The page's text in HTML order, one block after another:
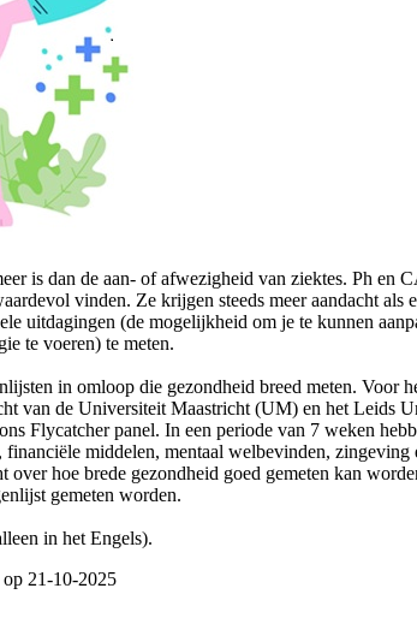
is dan de aan- of afwezigheid van ziektes. Ph en
vinden. Ze krijgen steeds meer aandacht als
uitdagingen (de mogelijkheid om je te kunnen
te voeren) te meten.
in omloop die gezondheid breed meten. Voor
van de Universiteit Maastricht (UM) en het Leids
Flycatcher panel. In een periode van 7 weken
middelen, mentaal welbevinden,
hoe brede gezondheid goed gemeten kan
gemeten worden.
in het Engels).
21-10-2025